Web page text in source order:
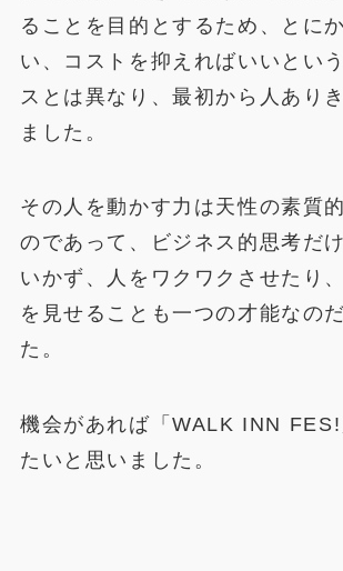
ることを目的とするため、とに
い、コストを抑えればいいとい
スとは異なり、最初から人あり
ました。
その人を動かす力は天性の素質
のであって、ビジネス的思考だ
いかず、人をワクワクさせたり
を見せることも一つの才能なの
た。
機会があれば「WALK INN FES!
たいと思いました。